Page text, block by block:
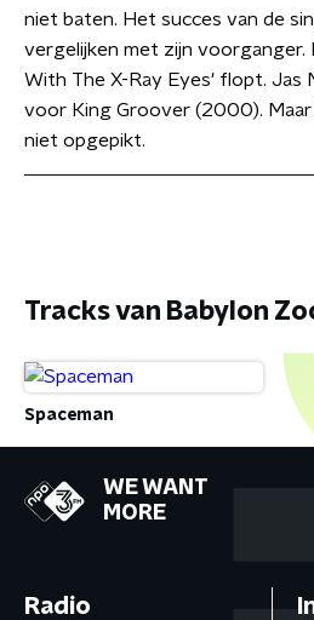
niet baten. Het succes van de
vergelijken met zijn voorganger.
With The X-Ray Eyes' flopt. Jas
voor King Groover (2000).
niet opgepikt.
Tracks van Babylon
Spaceman
WE WANT
MORE
Radio